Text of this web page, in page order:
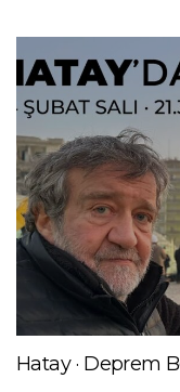
Hatay · Deprem